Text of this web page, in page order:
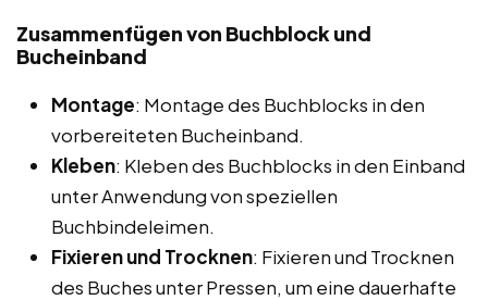
Zusammenfügen von Buchblock und
Bucheinband
Montage: Montage des Buchblocks in den
vorbereiteten Bucheinband.
Kleben: Kleben des Buchblocks in den Einband
unter Anwendung von speziellen
Buchbindeleimen.
Fixieren und Trocknen: Fixieren und Trocknen
des Buches unter Pressen, um eine dauerhafte